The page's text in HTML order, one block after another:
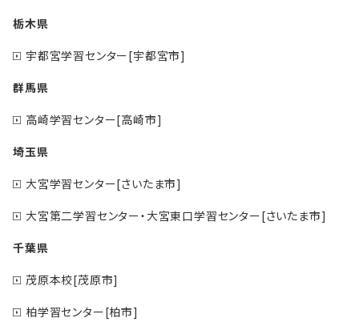
栃木県
宇都宮学習センター[宇都宮市]
群馬県
高崎学習センター[高崎市]
埼玉県
大宮学習センター[さいたま市]
大宮第二学習センター・大宮東口学習センター[さいたま市]
千葉県
茂原本校[茂原市]
柏学習センター[柏市]